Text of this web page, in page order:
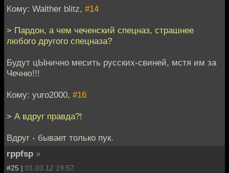
Кому: Walther blitz, #14
> Пардон, а чем чеченский спецназ, страшнее
любого другого спецназа?
Будут цЫнично месить русских-свиней, мстя им за
Чечню!!!
Кому: yuro2000, #16
> А вдруг правда?!
Вдруг - бывает только пук.
rppfsp »
#25 | 01.03.12 19:57